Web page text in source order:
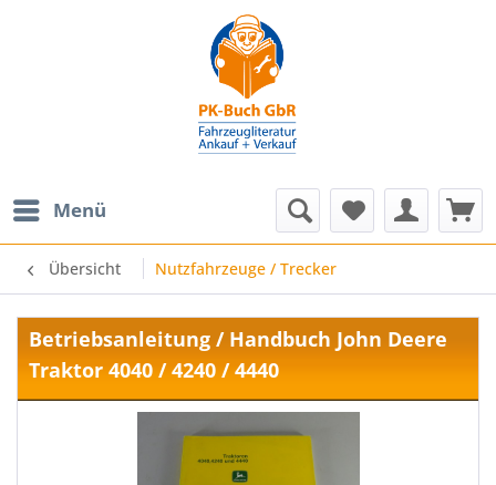
Menü
Übersicht Nutzfahrzeuge / Trecker
Betriebsanleitung / Handbuch John Deere
Traktor 4040 / 4240 / 4440